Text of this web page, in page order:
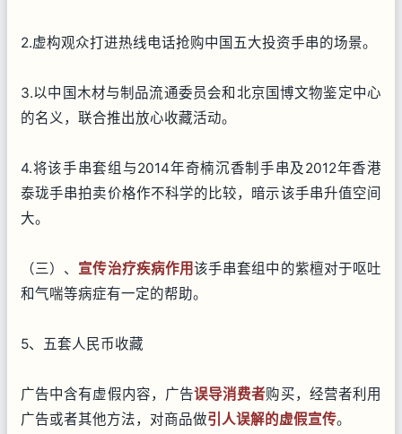
2.虚构观众打进热线电话抢购中国五大投资手串的场景。
3.以中国木材与制品流通委员会和北京国博文物鉴定中心
的名义，联合推出放心收藏活动。
4.将该手串套组与2014年奇楠沉香制手串及2012年香港
泰珑手串拍卖价格作不科学的比较，暗示该手串升值空间
大。
（三）、 宣传治疗疾病作用该手串套组中的紫檀对于呕吐
和气喘等病症有一定的帮助。
5、五套人民币收藏
广告中含有虚假内容，广告误导消费者购买，经营者利用
广告或者其他方法，对商品做引人误解的虚假宣传。